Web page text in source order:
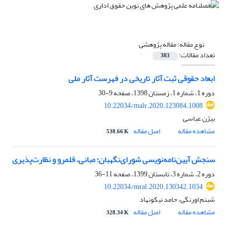
نوع مقاله:مقاله پژوهشی
تعداد مقالات: 383
ابعاد حقوقی ثبت آثار تاریخی در فهرست آثار ملی
دوره 1، شماره 1، زمستان 1398، صفحه
9-30
10.22034/malr.2020.123084.1008
بیژن عباسی
مشاهده مقاله
اصل مقاله 538.66 K
سنجش آیین‌نامه‌نویسی شورای‌نگهبان؛ مبانی، قلمرو و نظارت‌پذیری
دوره 2، شماره 3، تابستان 1399، صفحه
11-36
10.22034/mral.2020.130342.1034
شبنم اورنگی، حامد نیکونهاد
مشاهده مقاله
اصل مقاله 328.34 K